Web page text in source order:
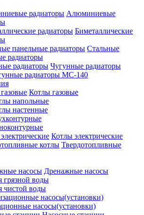
Алюминиевые
Биметаллические
Стальные
радиаторы
Чугунные радиаторы
радиаторы МС-140
Котлы газовые
напольные
настенные
Котлы электрические
Твердотопливные
Дренажные насосы
грязной воды
чистой воды
насосы(установки)